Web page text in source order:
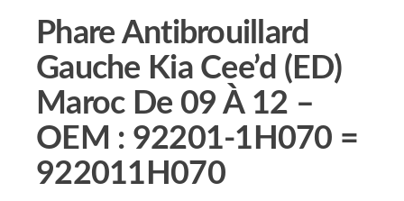
Phare Antibrouillard
Gauche Kia Cee’d (ED)
Maroc De 09 À 12 –
OEM : 92201-1H070 =
922011H070